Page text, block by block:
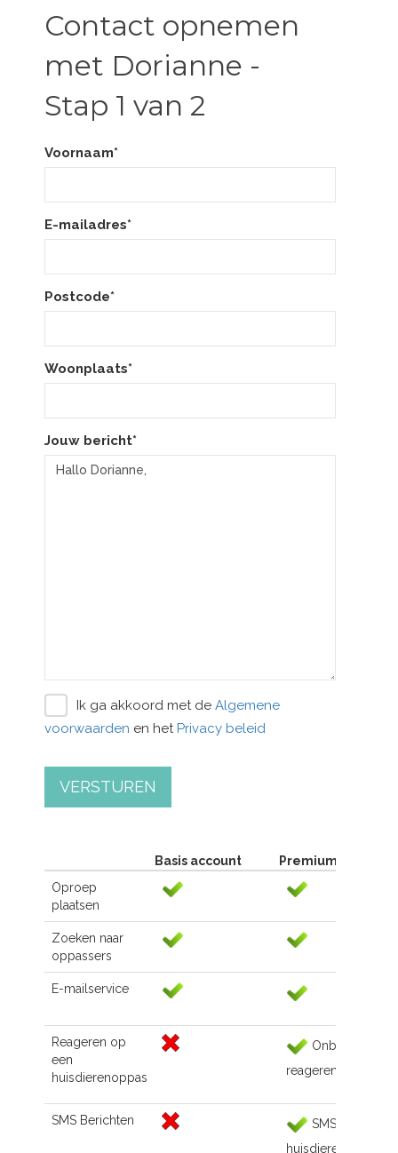
Contact opnemen
met Dorianne -
Stap 1 van 2
Voornaam*
E-mailadres*
Postcode*
Woonplaats*
Jouw bericht*
Ik ga akkoord met de Algemene
voorwaarden en het Privacy beleid
VERSTUREN
Basis account
Premium account
Oproep
plaatsen
Zoeken naar
oppassers
E-mailservice
Reageren op
een
huisdierenoppas
Onbeperkt
reageren
SMS Berichten
SMS naar de
huisdierenoppas